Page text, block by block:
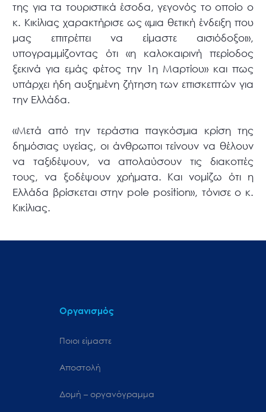
της για τα τουριστικά έσοδα, γεγονός το οποίο ο
κ. Κικίλιας χαρακτήρισε ως «μια θετική ένδειξη που
μας επιτρέπει να είμαστε αισιόδοξοι»,
υπογραμμίζοντας ότι «η καλοκαιρινή περίοδος
ξεκινά για εμάς φέτος την 1η Μαρτίου» και πως
υπάρχει ήδη αυξημένη ζήτηση των επισκεπτών για
την Ελλάδα.
«Μετά από την τεράστια παγκόσμια κρίση της
δημόσιας υγείας, οι άνθρωποι τείνουν να θέλουν
να ταξιδέψουν, να απολαύσουν τις διακοπές
τους, να ξοδέψουν χρήματα. Και νομίζω ότι η
Ελλάδα βρίσκεται στην pole position», τόνισε ο κ.
Κικίλιας.
Οργανισμός
Ποιοι είμαστε
Αποστολή
Δομή – οργανόγραμμα